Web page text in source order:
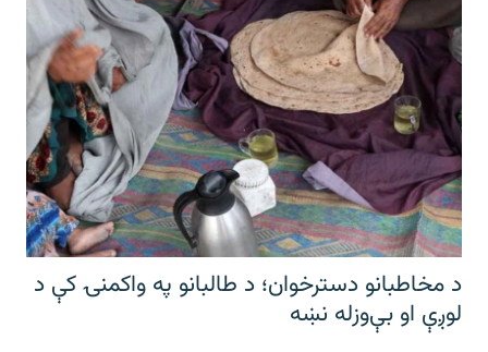
د مخاطبانو دسترخوان؛ د طالبانو په واکمنۍ کې د
لوږې او بې‌وزله نښه